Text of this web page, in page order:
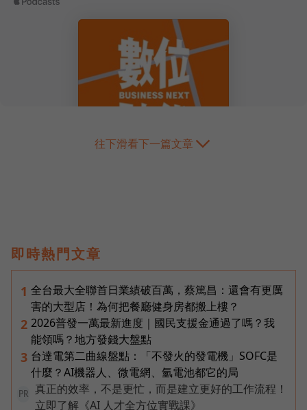
往下滑看下一篇文章
即時熱門文章
1 全台最大全聯首日業績破百萬，蔡篤昌：還會有更厲
害的大型店！為何把餐廳健身房都搬上樓？
2 2026普發一萬最新進度｜國民支援金通過了嗎？我
能領嗎？地方發錢大盤點
3 台達電第二曲線盤點：「不發火的發電機」SOFC是
什麼？AI機器人、微電網、氫電池都它的局
PR
真正的效率，不是更忙，而是建立更好的工作流程！
立即了解《AI 人才全方位實戰課》